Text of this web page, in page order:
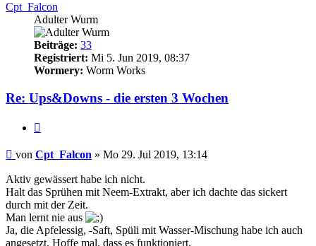
Cpt_Falcon
Adulter Wurm
Beiträge: 33
Registriert: Mi 5. Jun 2019, 08:37
Wormery: Worm Works
Re: Ups&Downs - die ersten 3 Wochen
Beitrag
von Cpt_Falcon » Mo 29. Jul 2019, 13:14
Aktiv gewässert habe ich nicht.
Halt das Sprühen mit Neem-Extrakt, aber ich dachte das sickert
durch mit der Zeit.
Man lernt nie aus
Ja, die Apfelessig, -Saft, Spüli mit Wasser-Mischung habe ich auch
angesetzt. Hoffe mal, dass es funktioniert.